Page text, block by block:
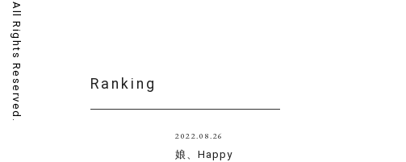
Ranking
2022.08.26
娘、Happy